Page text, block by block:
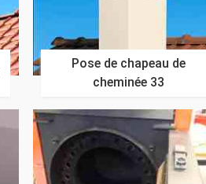
Pose de chapeau de
cheminée 33